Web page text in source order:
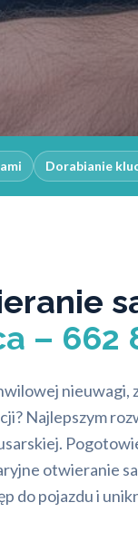
Dorabianie
– 662
Najlepszym
otwieranie
do pojazdu i